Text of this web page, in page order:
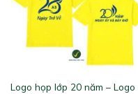
Logo họp lớp 20 năm – Logo